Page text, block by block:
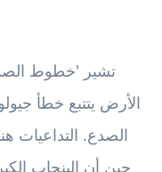
تشير 'خطوط
الأرض يتتبع خطأ
الصدع. التداعيات
حين أن البنجاب